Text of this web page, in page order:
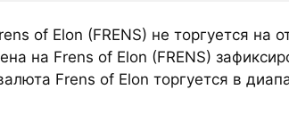
of Elon (FRENS) не торгуется
на Frens of Elon (FRENS)
Frens of Elon торгуется в